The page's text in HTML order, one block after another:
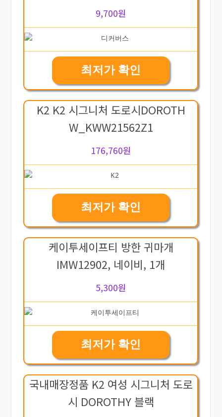
9,700원
최저가 확인
K2 K2 시그니처 도로시DOROTH
W_KWW21562Z1
176,760원
최저가 확인
케이투세이프티 방한 귀마개
IMW12902, 네이비, 1개
5,300원
최저가 확인
국내매장정품 K2 여성 시그니처 도로
시 DOROTHY 블랙